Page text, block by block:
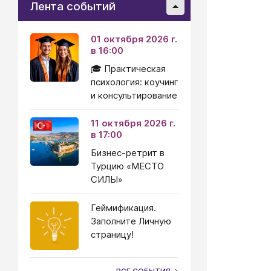
Лента событий
01 октября 2026 г.
в 16:00
🎓 Практическая
психология: коучинг
и консультирование
11 октября 2026 г.
в 17:00
Бизнес-ретрит в
Турцию «МЕСТО
СИЛЫ»
Геймификация.
Заполните Личную
страницу!